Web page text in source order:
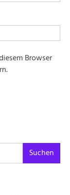
Browser
Suchen